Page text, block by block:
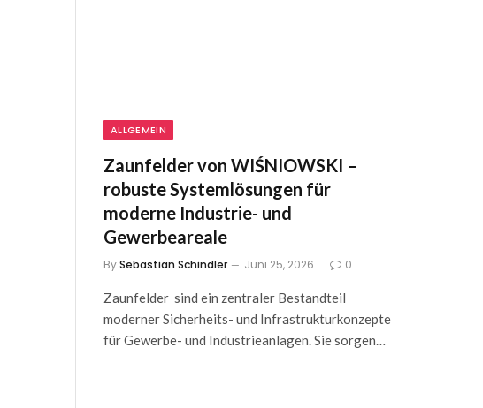
ALLGEMEIN
Zaunfelder von WIŚNIOWSKI –
robuste Systemlösungen für
moderne Industrie- und
Gewerbeareale
BySebastian Schindler Juni 25, 2026 0
Zaunfelder sind ein zentraler Bestandteil
moderner Sicherheits- und Infrastrukturkonzepte
für Gewerbe- und Industrieanlagen. Sie sorgen…